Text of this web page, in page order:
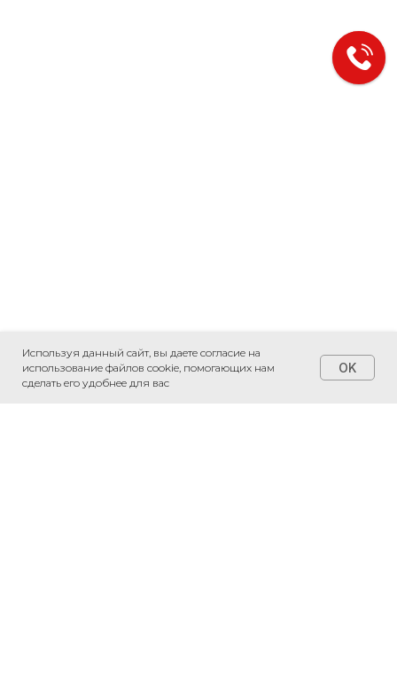
Используя данный сайт, вы даете согласие на
использование файлов cookie, помогающих нам
сделать его удобнее для вас
OK